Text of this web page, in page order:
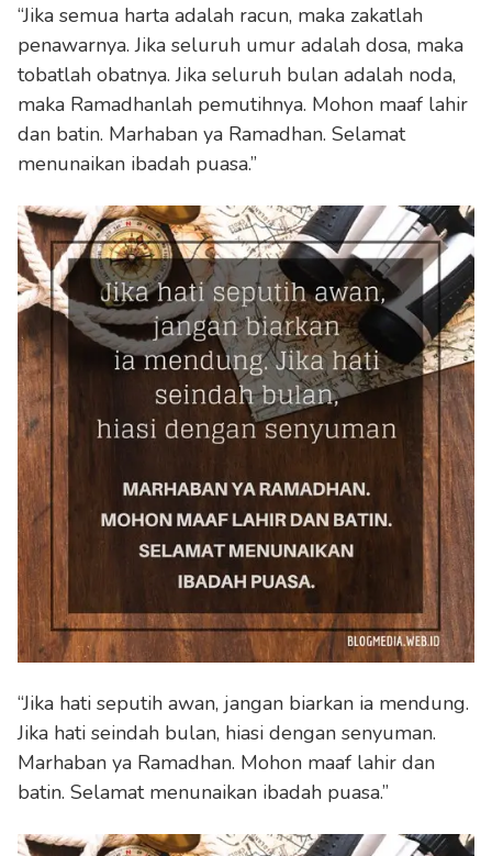
“Jika semua harta adalah racun, maka zakatlah
penawarnya. Jika seluruh umur adalah dosa, maka
tobatlah obatnya. Jika seluruh bulan adalah noda,
maka Ramadhanlah pemutihnya. Mohon maaf lahir
dan batin. Marhaban ya Ramadhan. Selamat
menunaikan ibadah puasa.”
“Jika hati seputih awan, jangan biarkan ia mendung.
Jika hati seindah bulan, hiasi dengan senyuman.
Marhaban ya Ramadhan. Mohon maaf lahir dan
batin. Selamat menunaikan ibadah puasa.”